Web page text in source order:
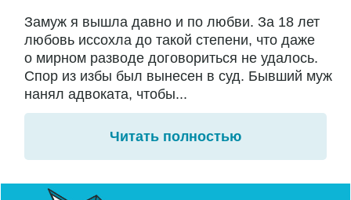
Замуж я вышла давно и по любви. За 18 лет
любовь иссохла до такой степени, что даже
о мирном разводе договориться не удалось.
Спор из избы был вынесен в суд. Бывший муж
нанял адвоката, чтобы...
Читать полностью